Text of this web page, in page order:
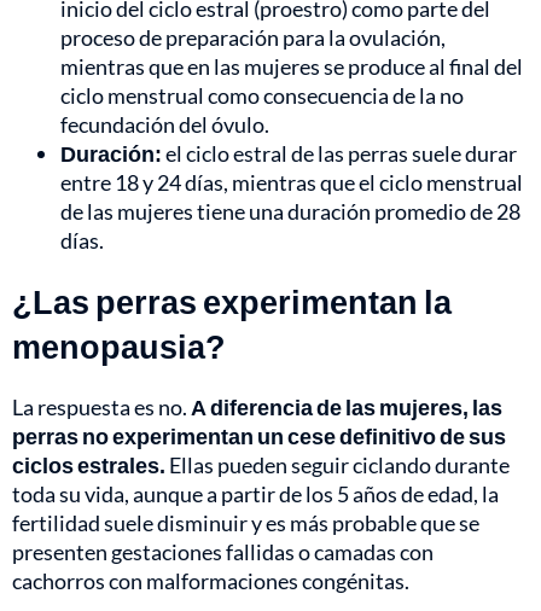
inicio del ciclo estral (proestro) como parte del
proceso de preparación para la ovulación,
mientras que en las mujeres se produce al final del
ciclo menstrual como consecuencia de la no
fecundación del óvulo.
Duración:el ciclo estral de las perras suele durar
entre 18 y 24 días, mientras que el ciclo menstrual
de las mujeres tiene una duración promedio de 28
días.
¿Las perras experimentan la
menopausia?
La respuesta es no. A diferencia de las mujeres, las
perras no experimentan un cese definitivo de sus
ciclos estrales. Ellas pueden seguir ciclando durante
toda su vida, aunque a partir de los 5 años de edad, la
fertilidad suele disminuir y es más probable que se
presenten gestaciones fallidas o camadas con
cachorros con malformaciones congénitas.